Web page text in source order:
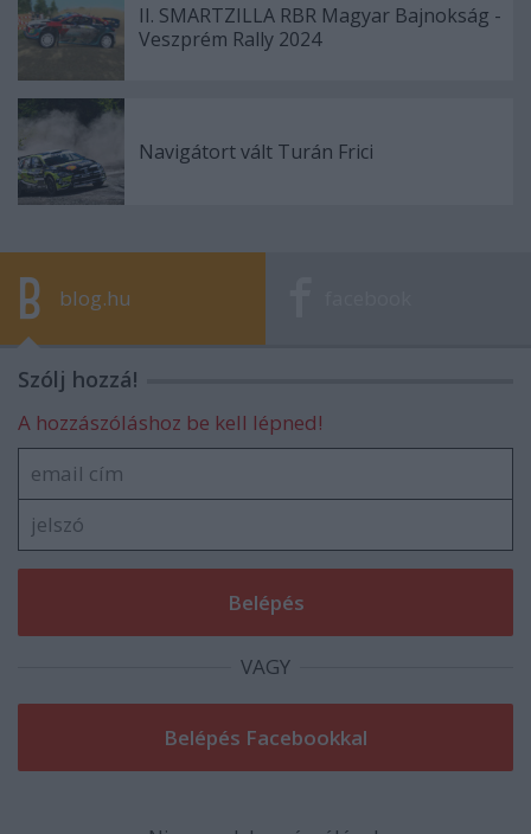
II. SMARTZILLA RBR Magyar Bajnokság -
Veszprém Rally 2024
Navigátort vált Turán Frici
blog.hu
Szólj hozzá!
A hozzászóláshoz be kell lépned!
VAGY